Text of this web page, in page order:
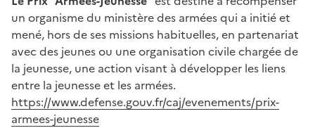
un organisme du ministère des armées qui a initié et
mené, hors de ses missions habituelles, en partenariat
avec des jeunes ou une organisation civile chargée de
la jeunesse, une action visant à développer les liens
entre la jeunesse et les armées.
https://www.defense.gouv.fr/caj/evenements/prix-
armees-jeunesse